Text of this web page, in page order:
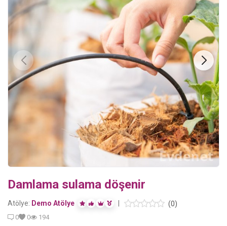
Kategoriler
Favoriler+
İletişim
Atölyeler
Blog
Kaydol
Konum
Damlama sulama döşenir
Atölye: Demo Atölye (0)
0 0 194